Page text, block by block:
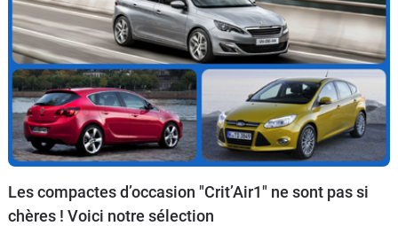
Les compactes d’occasion "Crit’Air1" ne sont pas si
chères ! Voici notre sélection